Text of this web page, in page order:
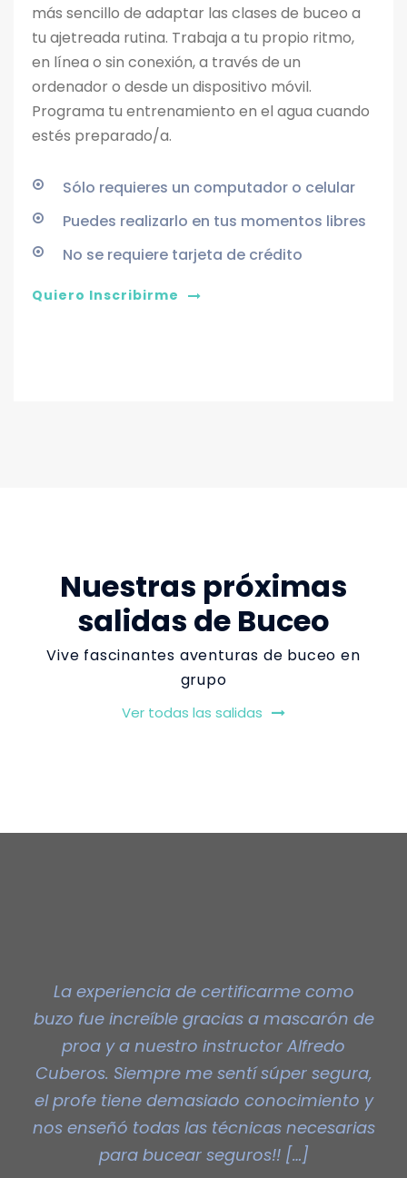
más sencillo de adaptar las clases de buceo a
tu ajetreada rutina. Trabaja a tu propio ritmo,
en línea o sin conexión, a través de un
ordenador o desde un dispositivo móvil.
Programa tu entrenamiento en el agua cuando
estés preparado/a.
Sólo requieres un computador o celular
Puedes realizarlo en tus momentos libres
No se requiere tarjeta de crédito
Quiero Inscribirme
Nuestras próximas
salidas de Buceo
Vive fascinantes aventuras de buceo en
grupo
Ver todas las salidas
La experiencia de certificarme como
buzo fue increíble gracias a mascarón de
proa y a nuestro instructor Alfredo
Cuberos. Siempre me sentí súper segura,
el profe tiene demasiado conocimiento y
nos enseñó todas las técnicas necesarias
para bucear seguros!! […]